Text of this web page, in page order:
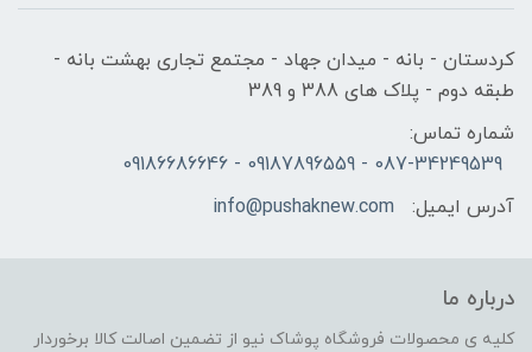
کردستان - بانه - میدان جهاد - مجتمع تجاری بهشت بانه -
طبقه دوم - پلاک های 388 و 389
شماره تماس:
087-34249539 - 09187896559 - 09186686646
آدرس ایمیل:
info@pushaknew.com
درباره ما
کلیه ی محصولات فروشگاه پوشاک نیو از تضمین اصالت کالا برخوردار